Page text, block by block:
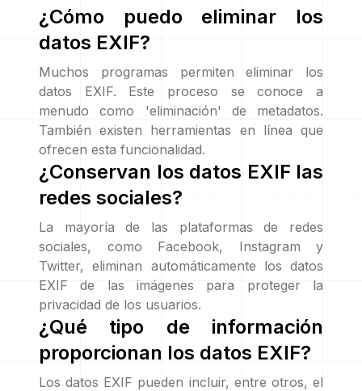
¿Cómo puedo eliminar los
datos EXIF?
Muchos programas permiten eliminar los
datos EXIF. Este proceso se conoce a
menudo como 'eliminación' de metadatos.
También existen herramientas en línea que
ofrecen esta funcionalidad.
¿Conservan los datos EXIF las
redes sociales?
La mayoría de las plataformas de redes
sociales, como Facebook, Instagram y
Twitter, eliminan automáticamente los datos
EXIF de las imágenes para proteger la
privacidad de los usuarios.
¿Qué tipo de información
proporcionan los datos EXIF?
Los datos EXIF pueden incluir, entre otros, el